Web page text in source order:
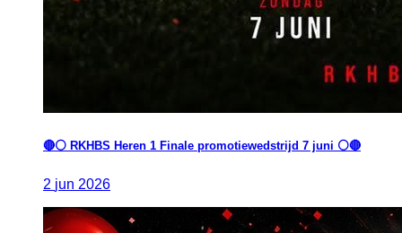
🔴⚪️ RKHBS Heren 1 Finale promotiewedstrijd 7 juni ⚪️🔴
2 jun 2026